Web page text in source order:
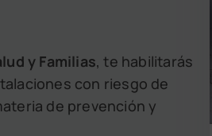
y Familias, te habilitarás
con riesgo de
de prevención y